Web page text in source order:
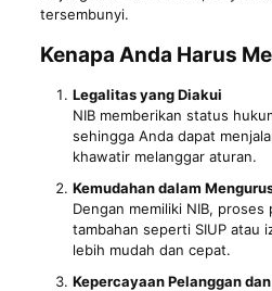
tersembunyi.
Kenapa Anda Harus
Legalitas yang Diakui
NIB memberikan status
sehingga Anda dapat
khawatir melanggar aturan.
Kemudahan dalam
Dengan memiliki NIB, proses
tambahan seperti SIUP atau
lebih mudah dan cepat.
Kepercayaan Pelanggan